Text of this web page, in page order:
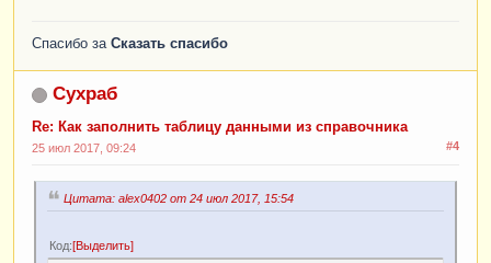
Спасибо за Сказать спасибо
Сухраб
Re: Как заполнить таблицу данными из справочника
#4
25 июл 2017, 09:24
Цитата: alex0402 от 24 июл 2017, 15:54
Код Выделить